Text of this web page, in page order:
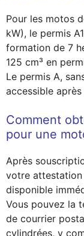
Pour les motos
kW), le permis
formation de 7
125 cm³ en
Le permis A,
accessible
Comment
pour une
Après
votre attestation
disponible
Vous pouvez la
de courrier
cylindrées, y